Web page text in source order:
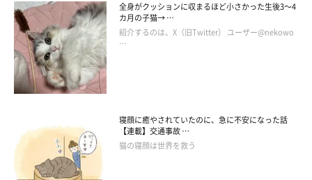
★Instagram、Twitterで「#いぬのきもち#ねこのきもち」でご投
稿いただいた素敵な写真・動画を紹介しています。
全身がクッションに収まるほど小さかった生後3～4
カ月の子猫→ …
紹介するのは、X（旧Twitter） ユーザー@nekowo
…
寝顔に癒やされていたのに、急に不安になった話
【連載】交通事故 …
猫の寝顔は世界を救う